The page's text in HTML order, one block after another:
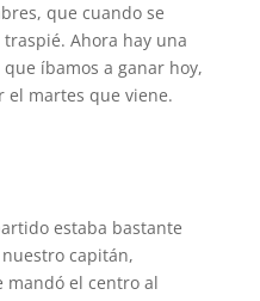
que cuando se
Ahora hay una
íbamos a ganar hoy,
el martes que viene.
estaba bastante
capitán,
el centro al